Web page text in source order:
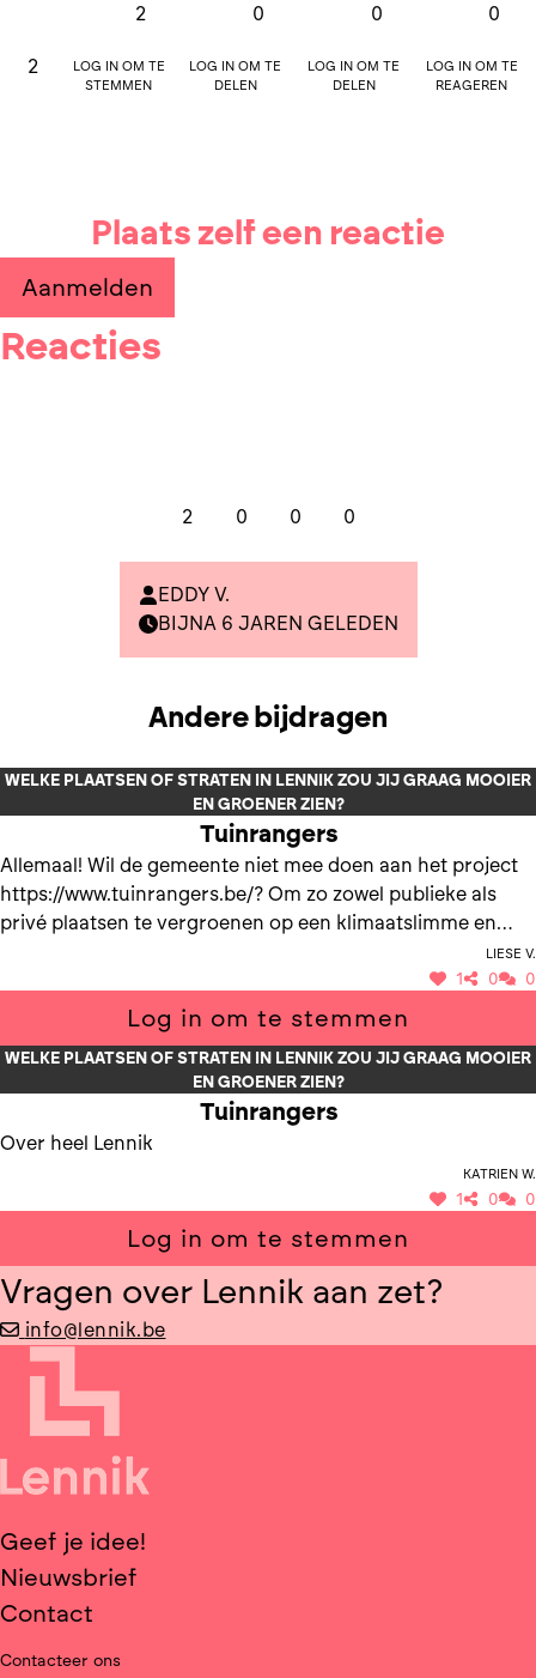
2
2
Log in om te
stemmen
0
Log in om te
delen
0
Log in om te
delen
0
Log in om te
reageren
Plaats zelf een reactie
Aanmelden
Reacties
2 0 0 0
EDDY V.
BIJNA 6 JAREN GELEDEN
Andere bijdragen
WELKE PLAATSEN OF STRATEN IN LENNIK ZOU JIJ GRAAG MOOIER
EN GROENER ZIEN?
Tuinrangers
Allemaal! Wil de gemeente niet mee doen aan het project
https://www.tuinrangers.be/? Om zo zowel publieke als
privé plaatsen te vergroenen op een klimaatslimme en
Liese V.
1 0 0
Log in om te stemmen
WELKE PLAATSEN OF STRATEN IN LENNIK ZOU JIJ GRAAG MOOIER
EN GROENER ZIEN?
Tuinrangers
Over heel Lennik
Katrien W.
1 0 0
Log in om te stemmen
Vragen over Lennik aan zet?
info@lennik.be
Geef je idee!
Nieuwsbrief
Contact
Contacteer ons